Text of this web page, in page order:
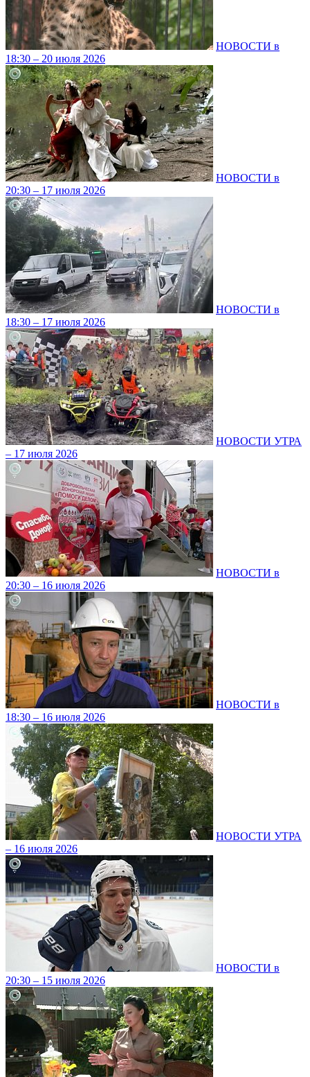
НОВОСТИ в
18:30 – 20 июля 2026
НОВОСТИ в
20:30 – 17 июля 2026
НОВОСТИ в
18:30 – 17 июля 2026
НОВОСТИ УТРА
– 17 июля 2026
НОВОСТИ в
20:30 – 16 июля 2026
НОВОСТИ в
18:30 – 16 июля 2026
НОВОСТИ УТРА
– 16 июля 2026
НОВОСТИ в
20:30 – 15 июля 2026